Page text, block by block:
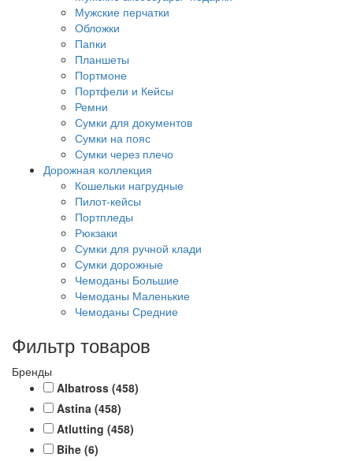
Мужские перчатки
Обложки
Папки
Планшеты
Портмоне
Портфели и Кейсы
Ремни
Сумки для документов
Сумки на пояс
Сумки через плечо
Дорожная коллекция
Кошельки нагрудные
Пилот-кейсы
Портпледы
Рюкзаки
Сумки для ручной клади
Сумки дорожные
Чемоданы Большие
Чемоданы Маленькие
Чемоданы Средние
Фильтр товаров
Бренды
Albatross (458)
Astina (458)
Atlutting (458)
Bihe (6)